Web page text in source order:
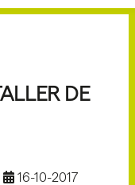
DE
16-10-2017